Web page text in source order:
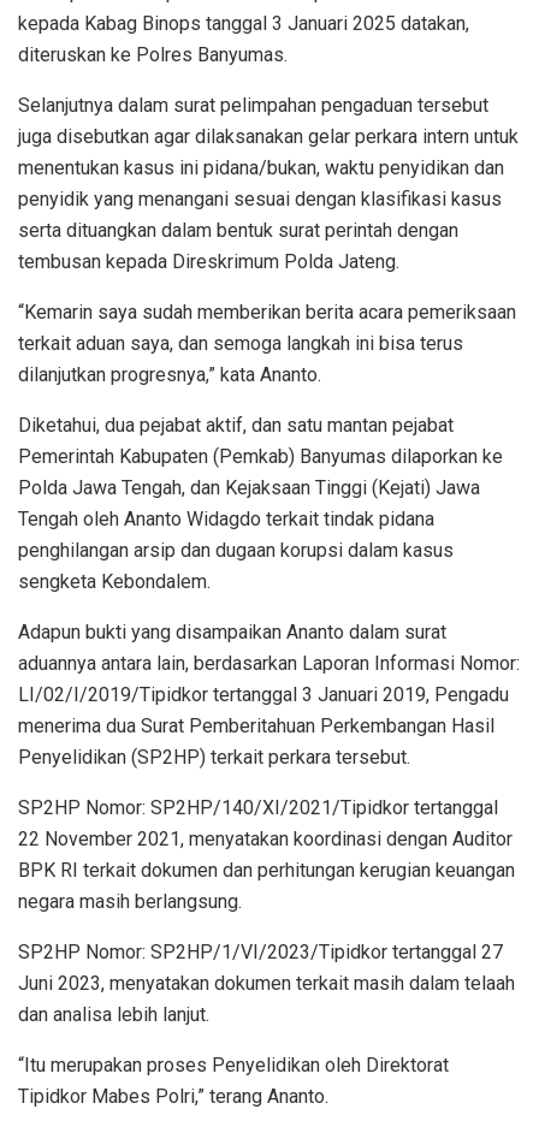
kepada Kabag Binops tanggal 3 Januari 2025 datakan,
diteruskan ke Polres Banyumas.
Selanjutnya dalam surat pelimpahan pengaduan tersebut
juga disebutkan agar dilaksanakan gelar perkara intern untuk
menentukan kasus ini pidana/bukan, waktu penyidikan dan
penyidik yang menangani sesuai dengan klasifikasi kasus
serta dituangkan dalam bentuk surat perintah dengan
tembusan kepada Direskrimum Polda Jateng.
“Kemarin saya sudah memberikan berita acara pemeriksaan
terkait aduan saya, dan semoga langkah ini bisa terus
dilanjutkan progresnya,” kata Ananto.
Diketahui, dua pejabat aktif, dan satu mantan pejabat
Pemerintah Kabupaten (Pemkab) Banyumas dilaporkan ke
Polda Jawa Tengah, dan Kejaksaan Tinggi (Kejati) Jawa
Tengah oleh Ananto Widagdo terkait tindak pidana
penghilangan arsip dan dugaan korupsi dalam kasus
sengketa Kebondalem.
Adapun bukti yang disampaikan Ananto dalam surat
aduannya antara lain, berdasarkan Laporan Informasi Nomor:
LI/02/I/2019/Tipidkor tertanggal 3 Januari 2019, Pengadu
menerima dua Surat Pemberitahuan Perkembangan Hasil
Penyelidikan (SP2HP) terkait perkara tersebut.
SP2HP Nomor: SP2HP/140/XI/2021/Tipidkor tertanggal
22 November 2021, menyatakan koordinasi dengan Auditor
BPK RI terkait dokumen dan perhitungan kerugian keuangan
negara masih berlangsung.
SP2HP Nomor: SP2HP/1/VI/2023/Tipidkor tertanggal 27
Juni 2023, menyatakan dokumen terkait masih dalam telaah
dan analisa lebih lanjut.
“Itu merupakan proses Penyelidikan oleh Direktorat
Tipidkor Mabes Polri,” terang Ananto.